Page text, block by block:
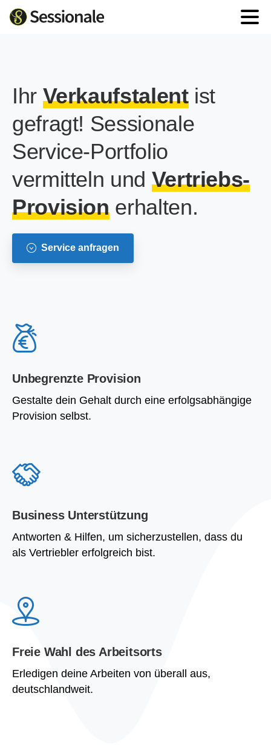
Ihr Verkaufstalentist
gefragt! Sessionale
Service-Portfolio
vermitteln und Vertriebs-
Provisionerhalten.
Service anfragen
Unbegrenzte Provision
Gestalte dein Gehalt durch eine erfolgsabhängige
Provision selbst.
Business Unterstützung
Antworten & Hilfen, um sicherzustellen, dass du
als Vertriebler erfolgreich bist.
Freie Wahl des Arbeitsorts
Erledigen deine Arbeiten von überall aus,
deutschlandweit.